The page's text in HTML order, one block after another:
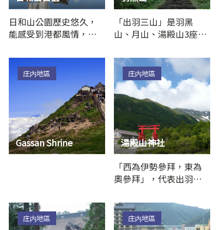
日和山公園歷史悠久，
能感受到港都風情，同
夕陽沈入日本海的美景
備受推崇…
「出羽三山」是羽黑
山、月山、湯殿山3座山
地。據稱羽黑山護佑當
世幸福，…
Gassan Shrine
庄内地區
湯殿山神社
庄内地區
「西為伊勢參拜，東為
奧參拜」，代表出羽三
至少應該參拜一次的知
名場所。…
庄内地區 庄内地區